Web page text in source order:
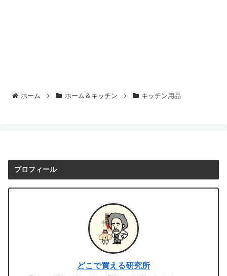
ホーム ホーム＆キッチン キッチン用品
プロフィール
どこで買える研究所